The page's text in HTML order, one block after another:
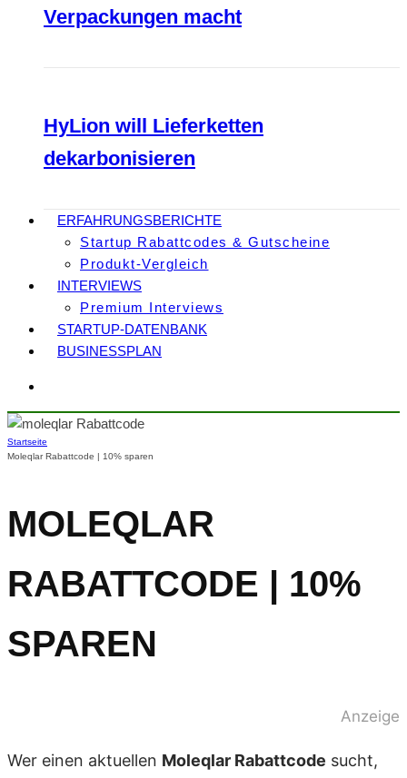
Verpackungen macht
HyLion will Lieferketten
dekarbonisieren
ERFAHRUNGSBERICHTE
Startup Rabattcodes & Gutscheine
Produkt-Vergleich
INTERVIEWS
Premium Interviews
STARTUP-DATENBANK
BUSINESSPLAN
Startseite
Moleqlar Rabattcode | 10% sparen
MOLEQLAR
RABATTCODE | 10%
SPAREN
Anzeige
Wer einen aktuellen Moleqlar Rabattcode sucht,